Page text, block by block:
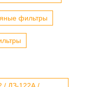
фильтры
/ ДЗ-122А /